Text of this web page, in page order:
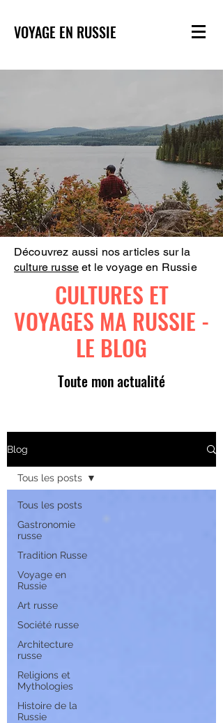
VOYAGE EN RUSSIE
Découvrez aussi nos articles sur la
culture russe et le voyage en Russie
CULTURES ET
VOYAGES MA RUSSIE -
LE BLOG
Toute mon actualité
Blog
Tous les posts
Gastronomie
russe
Tradition Russe
Voyage en
Russie
Art russe
Société russe
Architecture
russe
Religions et
Mythologies
Histoire de la
Russie
Tous les posts